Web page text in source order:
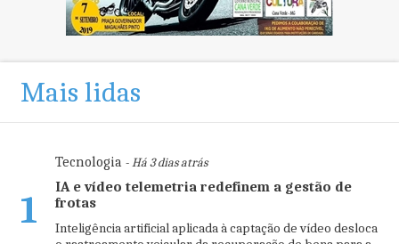
Mais lidas
1
Tecnologia- Há 3 dias atrás
IA e vídeo telemetria redefinem a gestão de
frotas
Inteligência artificial aplicada à captação de vídeo desloca